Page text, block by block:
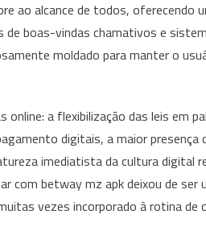
ao alcance de todos, oferecendo
de boas-vindas chamativos e
moldado para manter o
a flexibilização das leis em
digitais, a maior
imediatista da cultura digital
com betway mz apk deixou de ser
vezes incorporado à rotina